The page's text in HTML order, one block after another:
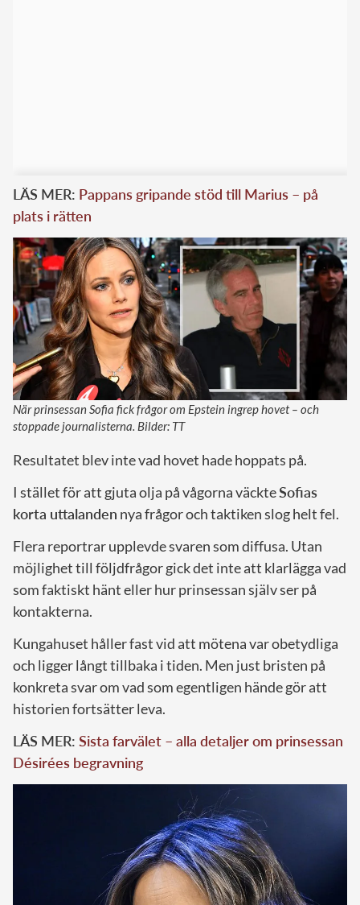
LÄS MER: Pappans gripande stöd till Marius – på
plats i rätten
När prinsessan Sofia fick frågor om Epstein ingrep hovet – och
stoppade journalisterna. Bilder: TT
Resultatet blev inte vad hovet hade hoppats på.
I stället för att gjuta olja på vågorna väckteSofias
korta uttalanden nya frågor och taktiken slog helt fel.
Flera reportrar upplevde svaren som diffusa. Utan
möjlighet till följdfrågor gick det inte att klarlägga vad
som faktiskt hänt eller hur prinsessan själv ser på
kontakterna.
Kungahuset håller fast vid att mötena var obetydliga
och ligger långt tillbaka i tiden. Men just bristen på
konkreta svar om vad som egentligen hände gör att
historien fortsätter leva.
LÄS MER: Sista farvälet – alla detaljer om prinsessan
Désirées begravning